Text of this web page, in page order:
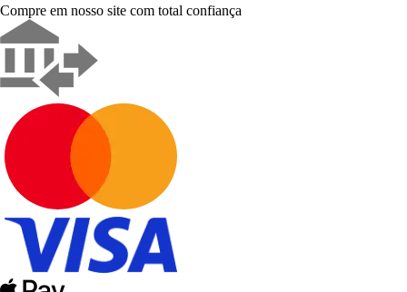
Compre em nosso site com total confiança